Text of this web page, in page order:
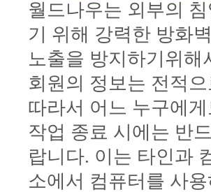
월드나우는 외부의
기 위해 강력한 방화
노출을 방지하기위
회원의 정보는 전적
따라서 어느 누구에
작업 종료 시에는 반
랍니다. 이는 타인과
소에서 컴퓨터를 사